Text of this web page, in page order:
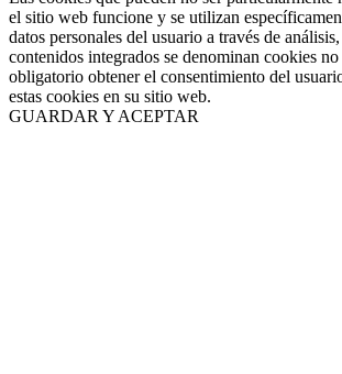
el sitio web funcione y se utilizan
datos personales del usuario a través de
contenidos integrados se denominan cookies no
obligatorio obtener el consentimiento del
estas cookies en su sitio web.
GUARDAR Y ACEPTAR